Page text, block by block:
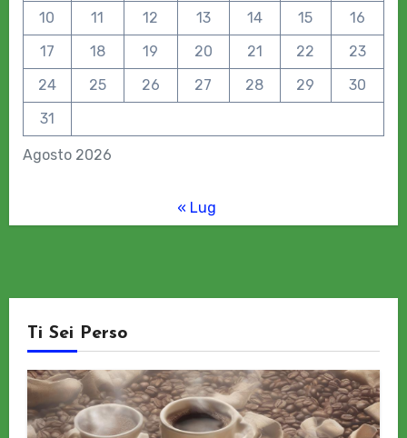
Agosto 2026
10
11 12 13 14 15
16
17
18 19 20 21 22
23
24
25 26 27 28 29
30
31
« Lug
Ti Sei Perso